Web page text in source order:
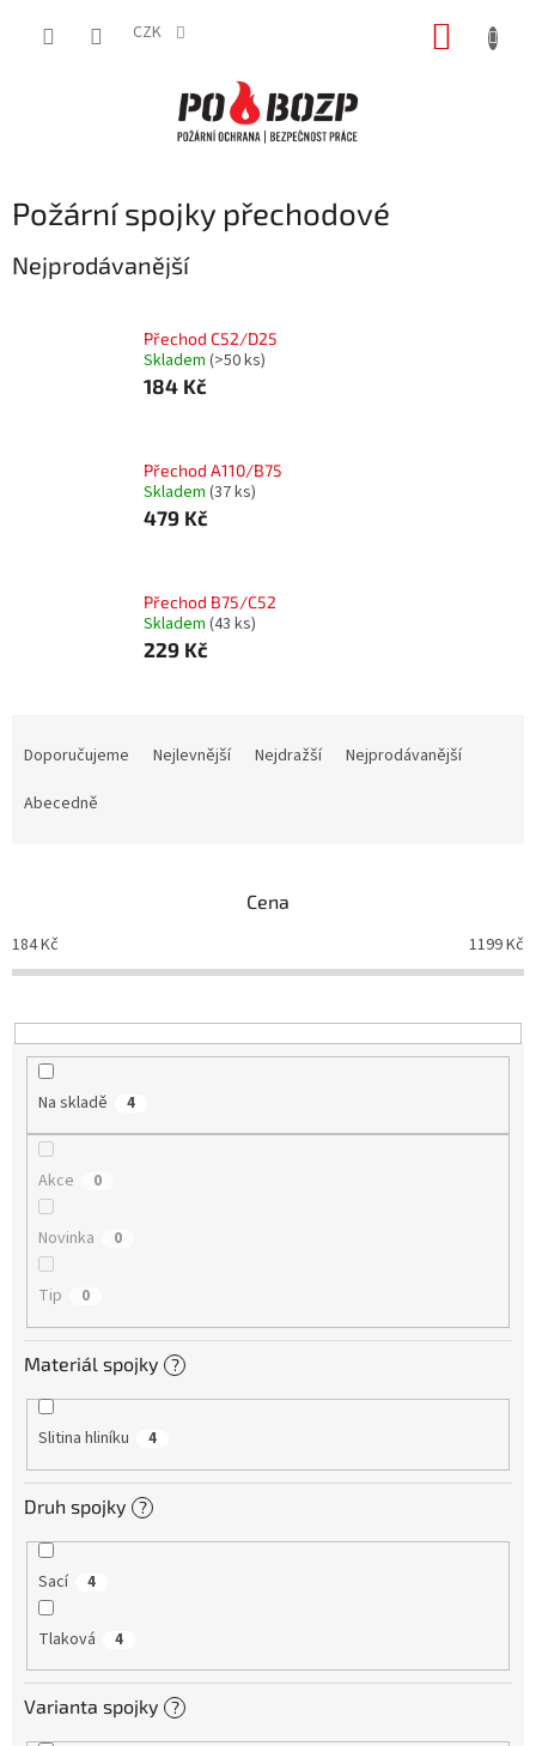
CZK
Požární spojky přechodové
Nejprodávanější
Přechod C52/D25
Skladem (>50 ks)
184 Kč
Přechod A110/B75
Skladem (37 ks)
479 Kč
Přechod B75/C52
Skladem (43 ks)
229 Kč
o
d
k
t
Doporučujeme Nejlevnější Nejdražší
Nejprodávanější
Abecedně
Cena
184Kč 1199Kč
Na skladě 4
Akce 0
Novinka 0
Tip 0
Materiál spojky ?
Slitina hliníku 4
Druh spojky ?
Sací 4
Tlaková 4
Varianta spojky ?